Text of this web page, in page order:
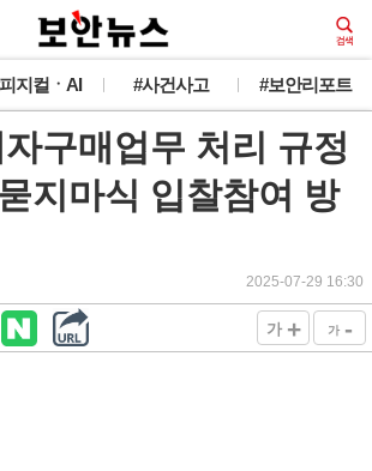
지컬ㆍAI #사건사고 #보안리포트
구매업무 처리 규정
지마식 입찰참여 방
2025-07-29 16:30
가 + 가 -